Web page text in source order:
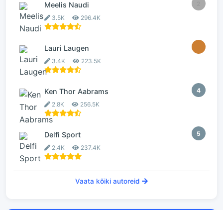
Meelis Naudi
3.5K 296.4K
Lauri Laugen
3.4K 223.5K
4
Ken Thor Aabrams
2.8K 256.5K
5
Delfi Sport
2.4K 237.4K
Vaata kõiki autoreid